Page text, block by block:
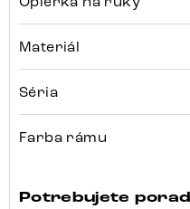
Materiál
Séria
Farba rámu
Potrebujete